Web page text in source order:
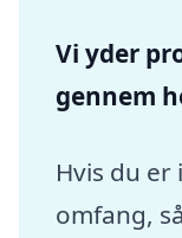
Vi yder
gennem
Hvis du er
omfang,